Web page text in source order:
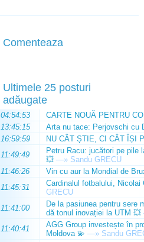
Comenteaza
Ultimele 25 posturi
adăugate
04:54:53
CARTE NOUĂ PENTRU
13:45:15
Arta nu tace: Perjovschi cu
16:59:59
NU CÂT ȘTIE, CI CÂT ÎȘI
11:49:49
Petru Racu: jucători pe pile
💥 —» Sandu GRECU
11:46:26
Vin cu aur la Mondial de
11:45:31
Cardinalul fotbalului,
GRECU
11:41:00
De la pasiunea pentru sere
dă tonul inovației la UTM 💥
11:40:41
AGG Group investește în
Moldova 💫 —» Sandu